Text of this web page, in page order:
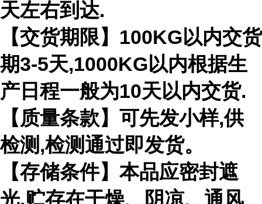
天左右到达.
【交货期限】100KG以内交货
期3-5天,1000KG以内根据生
产日程一般为10天以内交货.
【质量条款】可先发小样,供
检测,检测通过即发货。
【存储条件】本品应密封遮
光,贮存在干燥、阴凉、通风